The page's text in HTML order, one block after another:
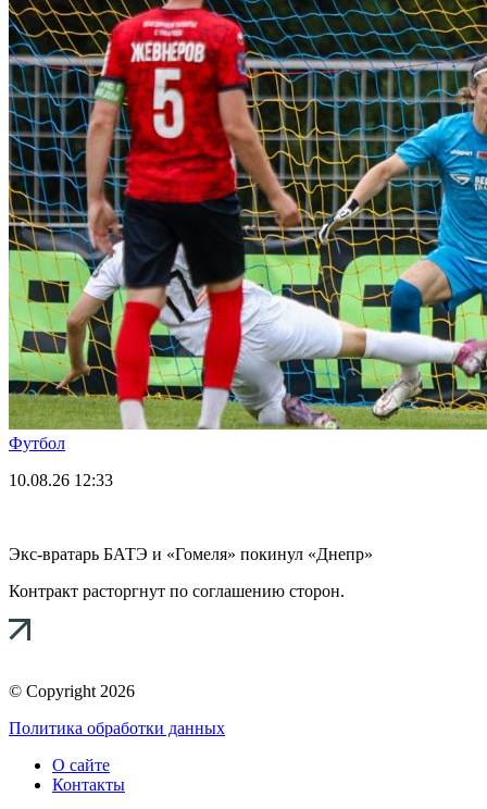
Футбол
10.08.26 12:33
Экс-вратарь БАТЭ и «Гомеля» покинул «Днепр»
Контракт расторгнут по соглашению сторон.
© Copyright 2026
Политика обработки данных
О сайте
Контакты